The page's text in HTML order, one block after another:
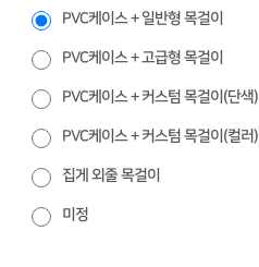
PVC케이스 + 일반형 목걸이
PVC케이스 + 고급형 목걸이
PVC케이스 + 커스텀 목걸이(단색)
PVC케이스 + 커스텀 목걸이(컬러)
집게 외줄 목걸이
미정